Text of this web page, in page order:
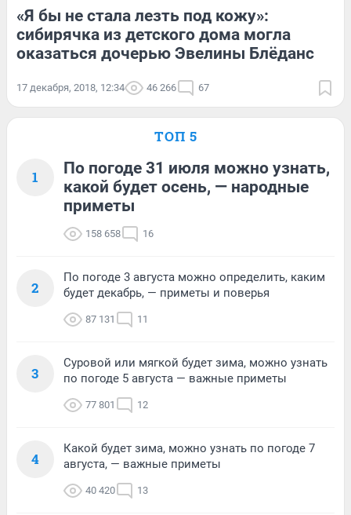
«Я бы не стала лезть под кожу»:
сибирячка из детского дома могла
оказаться дочерью Эвелины Блёданс
17 декабря, 2018, 12:34 46 266 67
ТОП 5
1
По погоде 31 июля можно узнать,
какой будет осень, — народные
приметы
158 658 16
2
По погоде 3 августа можно определить, каким
будет декабрь, — приметы и поверья
87 131 11
3
Суровой или мягкой будет зима, можно узнать
по погоде 5 августа — важные приметы
77 801 12
4
Какой будет зима, можно узнать по погоде 7
августа, — важные приметы
40 420 13